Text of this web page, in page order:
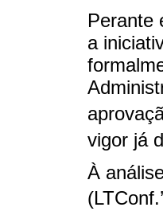
Perante
a
vigor já
À